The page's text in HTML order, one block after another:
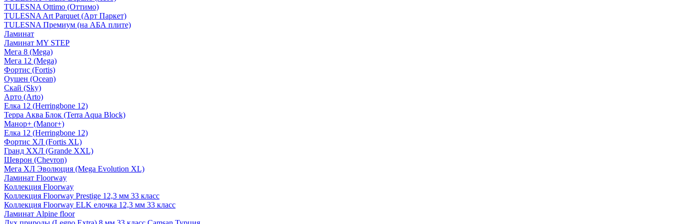
TULESNA Ottimo (Оттимо)
TULESNA Art Parquet (Арт Паркет)
TULESNA Премиум (на АБА плите)
Ламинат
Ламинат MY STEP
Мега 8 (Mega)
Мега 12 (Mega)
Фортис (Fortis)
Оушен (Ocean)
Скай (Sky)
Арто (Arto)
Елка 12 (Herringbone 12)
Терра Аква Блок (Terra Aqua Block)
Манор+ (Manor+)
Елка 12 (Herringbone 12)
Фортис ХЛ (Fortis XL)
Гранд ХХЛ (Grande XXL)
Шеврон (Chevron)
Мега ХЛ Эволюция (Mega Evolution XL)
Ламинат Floorway
Коллекция Floorway
Коллекция Floorway Prestige 12,3 мм 33 класс
Коллекция Floorway ELK елочка 12,3 мм 33 класс
Ламинат Alpine floor